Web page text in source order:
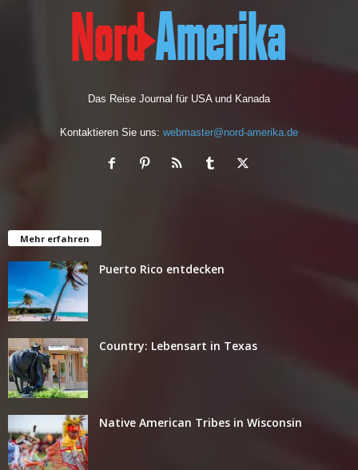
Das Reise Journal für USA und Kanada
Kontaktieren Sie uns: webmaster@nord-amerika.de
Mehr erfahren
Puerto Rico entdecken
Country: Lebensart in Texas
Native American Tribes in Wisconsin